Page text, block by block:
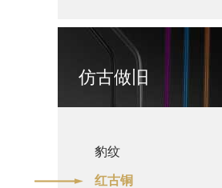
仿古做旧
豹纹
红古铜